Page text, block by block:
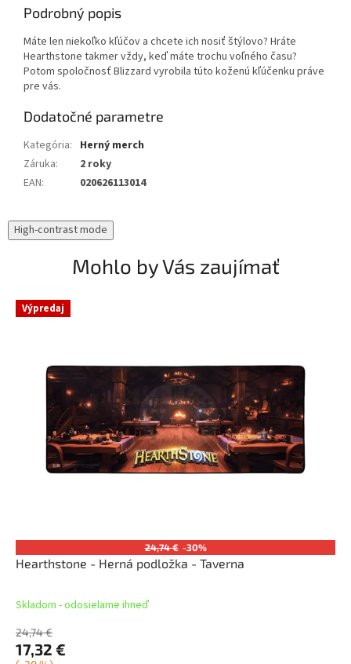
Podrobný popis
Máte len niekoľko kľúčov a chcete ich nosiť štýlovo? Hráte
Hearthstone takmer vždy, keď máte trochu voľného času?
Potom spoločnosť Blizzard vyrobila túto koženú kľúčenku práve
pre vás.
Dodatočné parametre
Kategória: Herný merch
Záruka:
2 roky
EAN: 020626113014
High-contrast mode
Mohlo by Vás zaujímať
Výpredaj
24,74 € -30%
Hearthstone - Herná podložka - Taverna
Skladom - odosielame ihneď
24,74 €
17,32 €